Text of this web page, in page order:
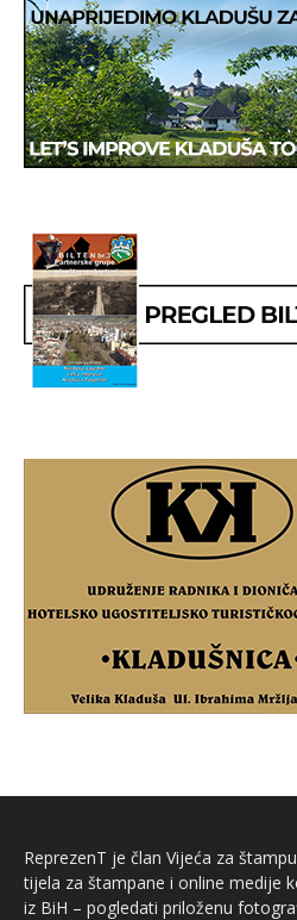
ReprezenT je član Vijeća za
tijela za štampane i online medije
iz BiH – pogledati priloženu